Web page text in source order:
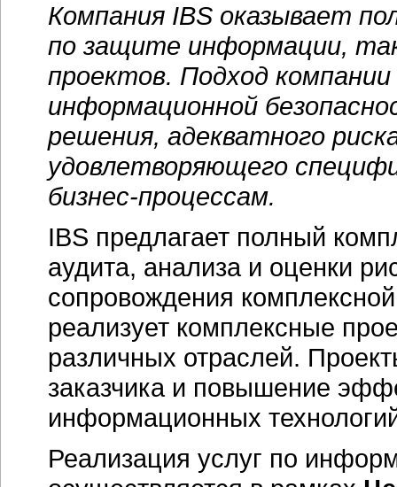
Компания IBS оказывает
по защите информации,
проектов. Подход компании
информационной
решения, адекватного
удовлетворяющего
бизнес-процессам.
IBS предлагает полный
аудита, анализа и оценки
сопровождения
реализует комплексные
различных отраслей.
заказчика и повышение
информационных
Реализация услуг по